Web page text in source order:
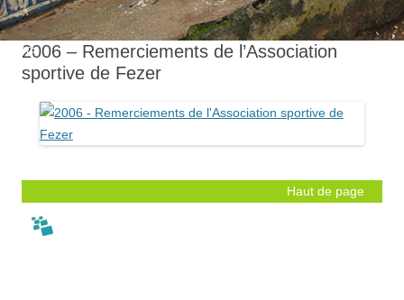
slider52006 – Remerciements de l’Association
sportive de Fezer
Haut de page